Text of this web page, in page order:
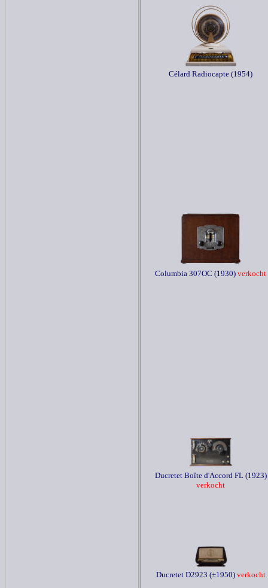
Célard Radiocapte (1954)
Columbia 307OC (1930) verkocht
Ducretet Boîte d'Accord FL (1923)
verkocht
Ducretet D2923 (±1950)verkocht